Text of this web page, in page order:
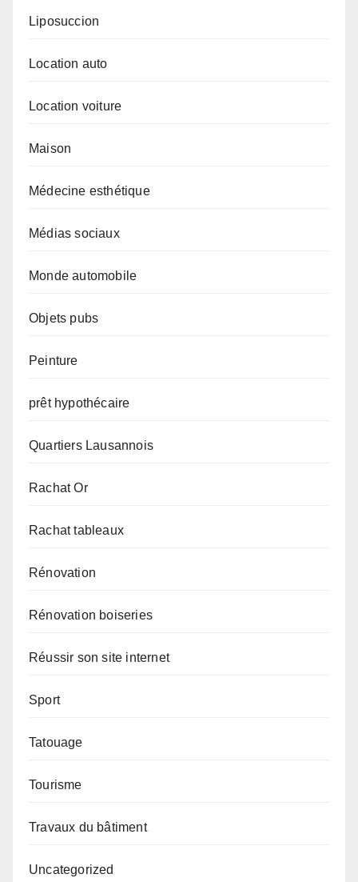
Liposuccion
Location auto
Location voiture
Maison
Médecine esthétique
Médias sociaux
Monde automobile
Objets pubs
Peinture
prêt hypothécaire
Quartiers Lausannois
Rachat Or
Rachat tableaux
Rénovation
Rénovation boiseries
Réussir son site internet
Sport
Tatouage
Tourisme
Travaux du bâtiment
Uncategorized